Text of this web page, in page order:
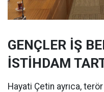
GENÇLER İŞ
İSTİHDAM
Hayati Çetin ayrıca,